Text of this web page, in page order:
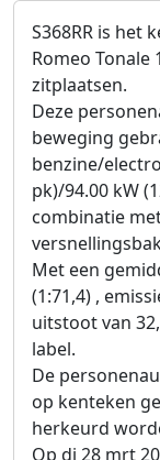
S368RR is het
Romeo Tonale
zitplaatsen.
Deze
beweging
benzine/
pk)/94.00 kW
combinatie
Met een
(1:71,4) ,
uitstoot van
label.
De
op kenteken
herkeurd
Op di 28 mrt